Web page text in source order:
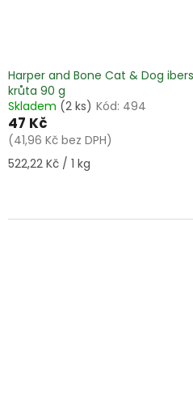
Harper and Bone Cat & Dog
krůta 90 g
Skladem (2 ks) Kód: 494
47 Kč
(41,96 Kč bez DPH)
Měrná
522,22 Kč / 1 kg